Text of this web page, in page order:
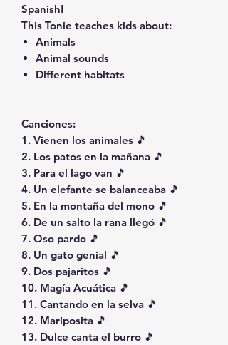
Spanish!
This Tonie teaches kids about:
Animals
Animal sounds
Different habitats
Canciones:
1. Vienen los animales 🎵
2. Los patos en la mañana 🎵
3. Para el lago van 🎵
4. Un elefante se balanceaba 🎵
5. En la montaña del mono 🎵
6. De un salto la rana llegó 🎵
7. Oso pardo 🎵
8. Un gato genial 🎵
9. Dos pajaritos 🎵
10. Magía Acuática 🎵
11. Cantando en la selva 🎵
12. Mariposita 🎵
13. Dulce canta el burro 🎵